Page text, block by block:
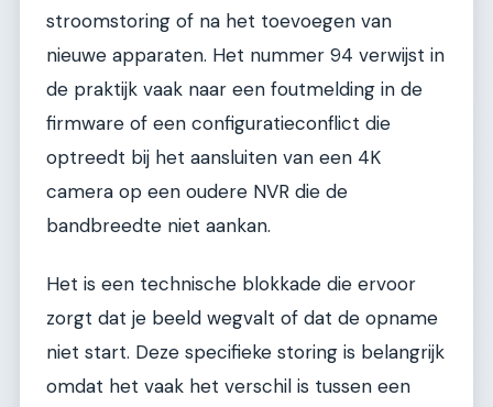
stroomstoring of na het toevoegen van
nieuwe apparaten. Het nummer 94 verwijst in
de praktijk vaak naar een foutmelding in de
firmware of een configuratieconflict die
optreedt bij het aansluiten van een 4K
camera op een oudere NVR die de
bandbreedte niet aankan.
Het is een technische blokkade die ervoor
zorgt dat je beeld wegvalt of dat de opname
niet start. Deze specifieke storing is belangrijk
omdat het vaak het verschil is tussen een